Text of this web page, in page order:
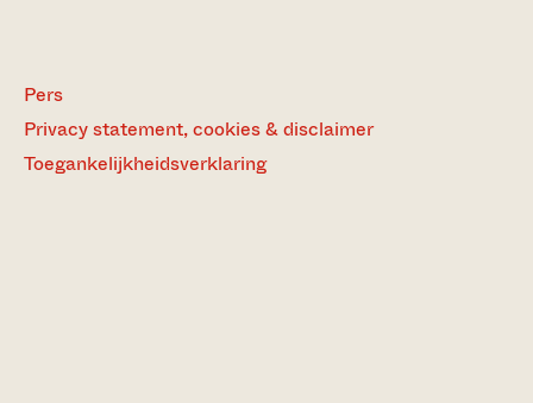
Pers
Privacy statement, cookies & disclaimer
Toegankelijkheidsverklaring